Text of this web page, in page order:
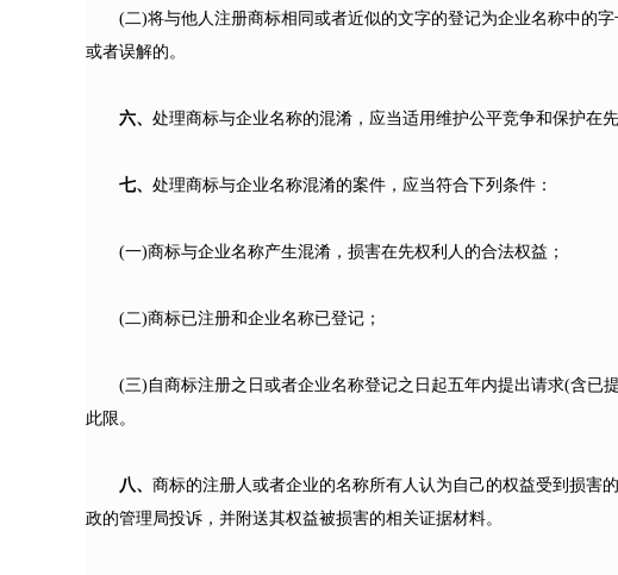
(二)将与他人注册商标相同或者近似的文字的登记为企业名称中的
或者误解的。
六、 处理商标与企业名称的混淆，应当适用维护公平竞争和保护在
七、 处理商标与企业名称混淆的案件，应当符合下列条件：
(一)商标与企业名称产生混淆，损害在先权利人的合法权益；
(二)商标已注册和企业名称已登记；
(三)自商标注册之日或者企业名称登记之日起五年内提出请求(含已
此限。
八、 商标的注册人或者企业的名称所有人认为自己的权益受到损害
政的管理局投诉，并附送其权益被损害的相关证据材料。